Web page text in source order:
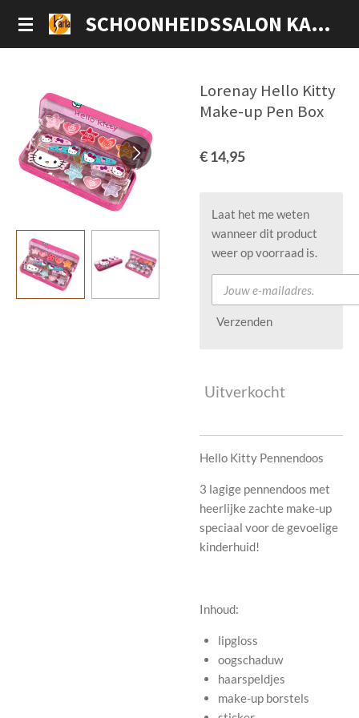
Ga
direct
hoofdinhoud
SCHOONHEIDSSALON KARLA
Lorenay Hello Kitty
Make-up Pen Box
€ 14,95
Laat het me weten
wanneer dit product
weer op voorraad is.
Verzenden
Uitverkocht
Hello Kitty Pennendoos
3 lagige pennendoos met
heerlijke zachte make-up
speciaal voor de gevoelige
kinderhuid!
Inhoud:
lipgloss
oogschaduw
haarspeldjes
make-up borstels